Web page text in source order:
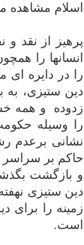
اسلام مشاهده
پرهیز از نقد و
انسانها را
را در دایره ای
دین ستیزی، به
زدوده و همه
را وسیله
نشانی برعدم
حاکم بر سراسر
و بازگشت
دین ستیزی
زمینه را برای
است.